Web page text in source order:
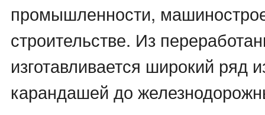
промышленности,
строительстве. Из
изготавливается широкий ряд
карандашей до